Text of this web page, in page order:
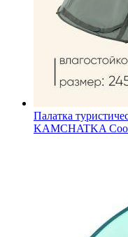
Палатка
KAMCHATKA